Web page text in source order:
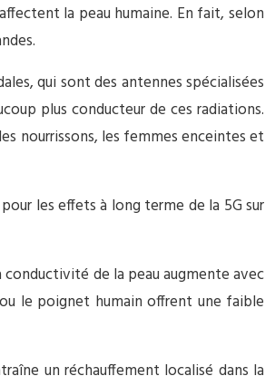
la peau humaine. En fait, selon
qui sont des antennes spécialisées
plus conducteur de ces radiations.
nourrissons, les femmes enceintes et
les effets à long terme de la 5G sur
conductivité de la peau augmente avec
le poignet humain offrent une faible
un réchauffement localisé dans la